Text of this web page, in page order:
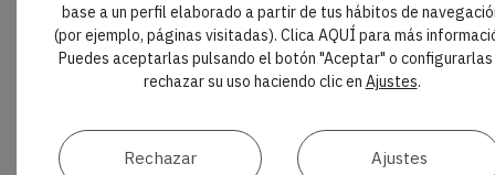
CURSOS FORMACIÓN
base a un perfil elaborado a partir de tus hábitos de
(por ejemplo, páginas visitadas). Clica AQUÍ para más
Puedes aceptarlas pulsando el botón "Aceptar" o
rechazar su uso haciendo clic en Ajustes.
Rechazar Ajustes